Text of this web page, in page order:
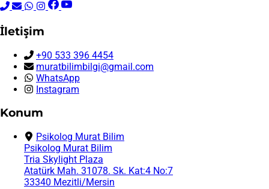
İletişim
+90 533 396 4454
muratbilimbilgi@gmail.com
WhatsApp
Instagram
Konum
Psikolog Murat Bilim
Psikolog Murat Bilim
Tria Skylight Plaza
Atatürk Mah. 31078. Sk. Kat:4 No:7
33340 Mezitli/Mersin